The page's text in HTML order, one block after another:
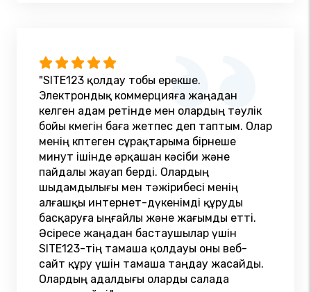
"SITE123 қолдау тобы ерекше.
Электрондық коммерцияға жаңадан
келген адам ретінде мен олардың тәулік
бойы көмегін баға жетпес деп таптым. Олар
менің көптеген сұрақтарыма бірнеше
минут ішінде әрқашан кәсіби және
пайдалы жауап берді. Олардың
шыдамдылығы мен тәжірибесі менің
алғашқы интернет-дүкенімді құруды
басқаруға ыңғайлы және жағымды етті.
Әсіресе жаңадан бастаушылар үшін
SITE123-тің тамаша қолдауы оны веб-
сайт құру үшін тамаша таңдау жасайды.
Олардың адалдығы оларды салада